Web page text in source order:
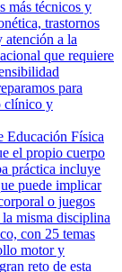
más técnicos y
trastornos
atención a la
que requiere
para
clínico y
Educación Física
el propio cuerpo
práctica incluye
puede implicar
o juegos
misma disciplina
con 25 temas
motor y
reto de esta